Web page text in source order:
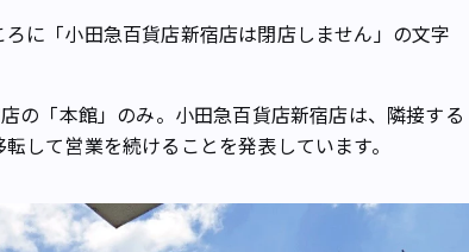
に「小田急百貨店新宿店は閉店しません」の文字
の「本館」のみ。小田急百貨店新宿店は、隣接する
して営業を続けることを発表しています。